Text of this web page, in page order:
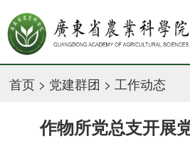
首页 > 党建群团 > 工作动态
作物所党总支开展